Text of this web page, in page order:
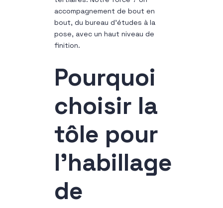
accompagnement de bout en
bout, du bureau d’études à la
pose, avec un haut niveau de
finition.
Pourquoi
choisir la
tôle pour
l’habillage
de